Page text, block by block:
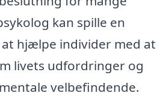
kan spille en
hjælpe individer med at
livets udfordringer og
velbefindende.